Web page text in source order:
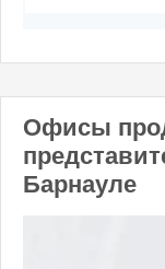
Офисы
Барнауле